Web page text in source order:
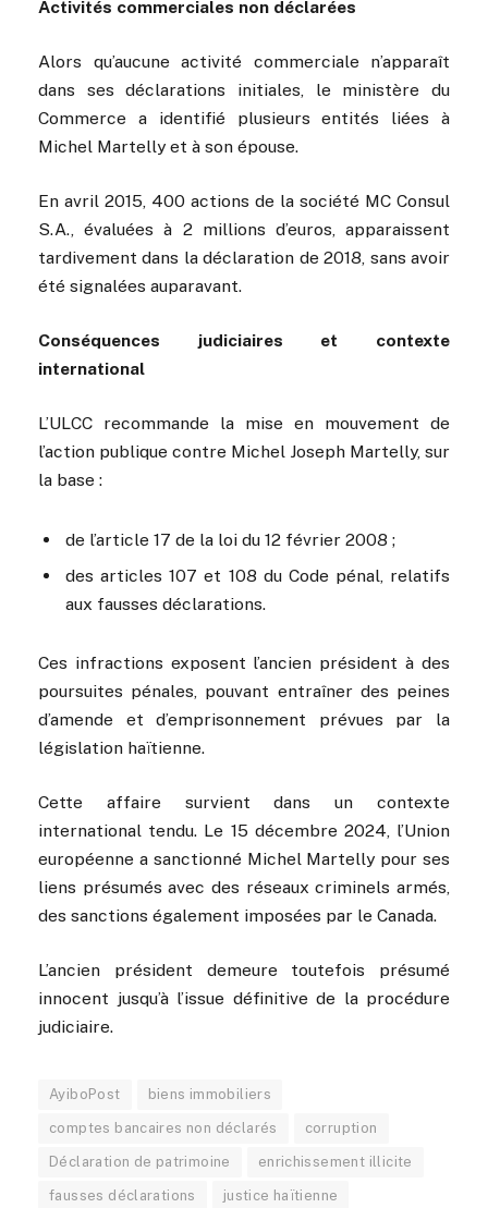
Activités commerciales non déclarées
Alors qu’aucune activité commerciale n’apparaît
dans ses déclarations initiales, le ministère du
Commerce a identifié plusieurs entités liées à
Michel Martelly et à son épouse.
En avril 2015, 400 actions de la société MC Consul
S.A., évaluées à 2 millions d’euros, apparaissent
tardivement dans la déclaration de 2018, sans avoir
été signalées auparavant.
Conséquences judiciaires et contexte
international
L’ULCC recommande la mise en mouvement de
l’action publique contre Michel Joseph Martelly, sur
la base :
de l’article 17 de la loi du 12 février 2008 ;
des articles 107 et 108 du Code pénal, relatifs
aux fausses déclarations.
Ces infractions exposent l’ancien président à des
poursuites pénales, pouvant entraîner des peines
d’amende et d’emprisonnement prévues par la
législation haïtienne.
Cette affaire survient dans un contexte
international tendu. Le 15 décembre 2024, l’Union
européenne a sanctionné Michel Martelly pour ses
liens présumés avec des réseaux criminels armés,
des sanctions également imposées par le Canada.
L’ancien président demeure toutefois présumé
innocent jusqu’à l’issue définitive de la procédure
judiciaire.
AyiboPost biens immobiliers
comptes bancaires non déclarés corruption
Déclaration de patrimoine enrichissement illicite
fausses déclarations justice haïtienne